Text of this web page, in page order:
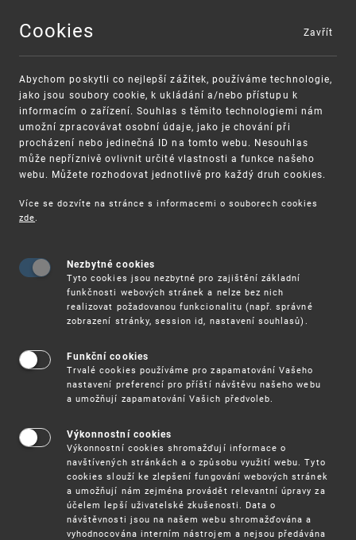
MENU
VAROVÁNÍ
Finanční podpora
Vynálezy / Patenty
Užitnévzory
Ochrannéznámky
Cookies
Abychom poskytli co nejlepší zážitek, používáme technologie,
jako jsou soubory cookie, k ukládání a/nebo přístupu k
informacím o zařízení. Souhlas s těmito technologiemi nám
umožní zpracovávat osobní údaje, jako je chování při
procházení nebo jedinečná ID na tomto webu. Nesouhlas
může nepříznivě ovlivnit určité vlastnosti a funkce našeho
webu. Můžete rozhodovat jednotlivě pro každý druh cookies.
Více se dozvíte na stránce s informacemi o souborech cookies
zde.
Nezbytné cookies
Tyto cookies jsou nezbytné pro zajištění základní
funkčnosti webových stránek a nelze bez nich
realizovat požadovanou funkcionalitu (např. správné
zobrazení stránky, session id, nastavení souhlasů).
Funkční cookies
Trvalé cookies používáme pro zapamatování Vašeho
nastavení preferencí pro příští návštěvu našeho webu
a umožňují zapamatování Vašich předvoleb.
Výkonnostní cookies
Výkonnostní cookies shromažďují informace o
navštívených stránkách a o způsobu využití webu. Tyto
cookies slouží ke zlepšení fungování webových stránek
a umožňují nám zejména provádět relevantní úpravy za
účelem lepší uživatelské zkušenosti. Data o
návštěvnosti jsou na našem webu shromažďována a
vyhodnocována interním nástrojem a nejsou předávána
Zavřít